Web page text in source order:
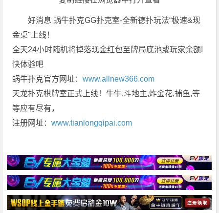
好消息 蜗牛扑克GG扑克室-全新德扑玩法“极速&现
金桌"上线！
全天24小时随机将掉落现金红包至牌局底池或玩家余额!
快体验吧
蜗牛扑克官方网址：www.allnew366.com
天龙扑克棋牌室正式上线！牛牛,斗地主,炸金花,捕鱼,等
等应有尽有，
注册网址：www.tianlongqipai.com